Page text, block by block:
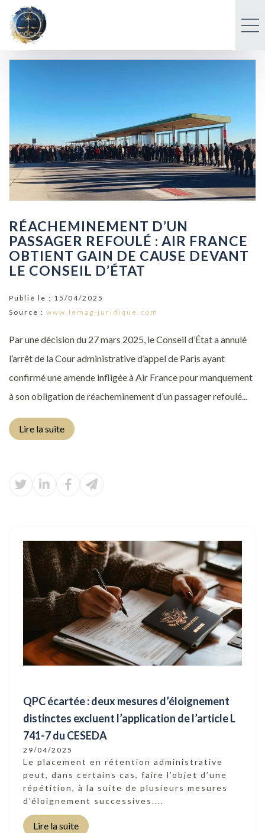
RÉACHEMINEMENT D’UN
PASSAGER REFOULÉ : AIR FRANCE
OBTIENT GAIN DE CAUSE DEVANT
LE CONSEIL D’ÉTAT
Publié le : 15/04/2025
Source : www.lemag-juridique.com
Par une décision du 27 mars 2025, le Conseil d’État a annulé
l’arrêt de la Cour administrative d’appel de Paris ayant
confirmé une amende infligée à Air France pour manquement
à son obligation de réacheminement d’un passager refoulé...
Lire la suite
QPC écartée : deux mesures d’éloignement
distinctes excluent l’application de l’article L
741-7 du CESEDA
29/04/2025
Le placement en rétention administrative
peut, dans certains cas, faire l’objet d’une
répétition, à la suite de plusieurs mesures
d’éloignement successives....
Lire la suite